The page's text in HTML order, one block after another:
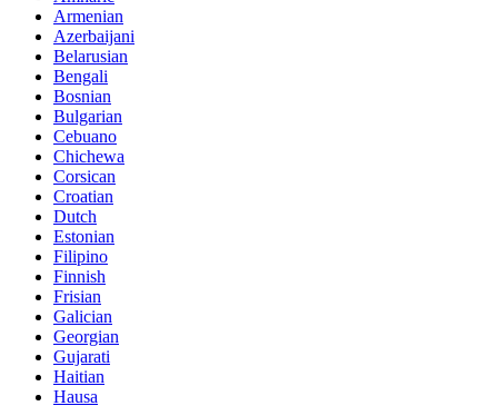
Armenian
Azerbaijani
Belarusian
Bengali
Bosnian
Bulgarian
Cebuano
Chichewa
Corsican
Croatian
Dutch
Estonian
Filipino
Finnish
Frisian
Galician
Georgian
Gujarati
Haitian
Hausa